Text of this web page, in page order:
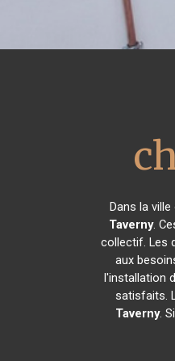
Dans la ville
Taverny.
collectif. Les
aux
l'installation
satisfaits.
Taverny.